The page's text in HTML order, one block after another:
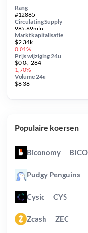
Circulating Supply
985.69mln
Prijs wijziging 24u
$0,0₉-284
1,70%
Marktkapitalisatie
$2.34k
0,01%
Volume 24u
$8.38
Rang
#12885
Populaire koersen
Biconomy BICO
Pudgy Penguins
Cysic CYS
Zcash ZEC